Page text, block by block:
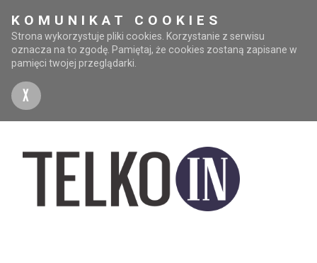
KOMUNIKAT COOKIES
Strona wykorzystuje pliki cookies. Korzystanie z serwisu
oznacza na to zgodę. Pamiętaj, że cookies zostaną zapisane w
pamięci twojej przeglądarki.
X